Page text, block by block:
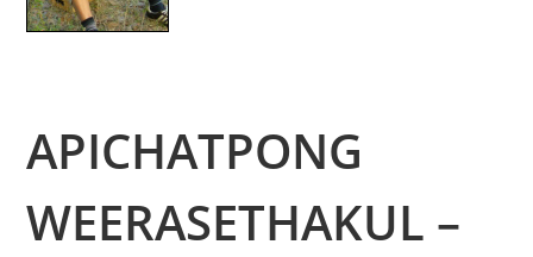
APICHATPONG
WEERASETHAKUL –